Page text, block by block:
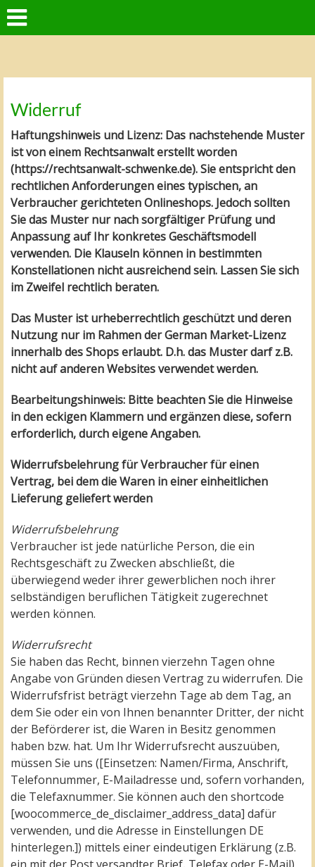
Widerruf
Haftungshinweis und Lizenz: Das nachstehende Muster
ist von einem Rechtsanwalt erstellt worden
(https://rechtsanwalt-schwenke.de). Sie entspricht den
rechtlichen Anforderungen eines typischen, an
Verbraucher gerichteten Onlineshops. Jedoch sollten
Sie das Muster nur nach sorgfältiger Prüfung und
Anpassung auf Ihr konkretes Geschäftsmodell
verwenden. Die Klauseln können in bestimmten
Konstellationen nicht ausreichend sein. Lassen Sie sich
im Zweifel rechtlich beraten.
Das Muster ist urheberrechtlich geschützt und deren
Nutzung nur im Rahmen der German Market-Lizenz
innerhalb des Shops erlaubt. D.h. das Muster darf z.B.
nicht auf anderen Websites verwendet werden.
Bearbeitungshinweis: Bitte beachten Sie die Hinweise
in den eckigen Klammern und ergänzen diese, sofern
erforderlich, durch eigene Angaben.
Widerrufsbelehrung für Verbraucher für einen
Vertrag, bei dem die Waren in einer einheitlichen
Lieferung geliefert werden
Widerrufsbelehrung
Verbraucher ist jede natürliche Person, die ein
Rechtsgeschäft zu Zwecken abschließt, die
überwiegend weder ihrer gewerblichen noch ihrer
selbständigen beruflichen Tätigkeit zugerechnet
werden können.
Widerrufsrecht
Sie haben das Recht, binnen vierzehn Tagen ohne
Angabe von Gründen diesen Vertrag zu widerrufen. Die
Widerrufsfrist beträgt vierzehn Tage ab dem Tag, an
dem Sie oder ein von Ihnen benannter Dritter, der nicht
der Beförderer ist, die Waren in Besitz genommen
haben bzw. hat. Um Ihr Widerrufsrecht auszuüben,
müssen Sie uns ([Einsetzen: Namen/Firma, Anschrift,
Telefonnummer, E-Mailadresse und, sofern vorhanden,
die Telefaxnummer. Sie können auch den shortcode
[woocommerce_de_disclaimer_address_data] dafür
verwenden, und die Adresse in Einstellungen DE
hinterlegen.]) mittels einer eindeutigen Erklärung (z.B.